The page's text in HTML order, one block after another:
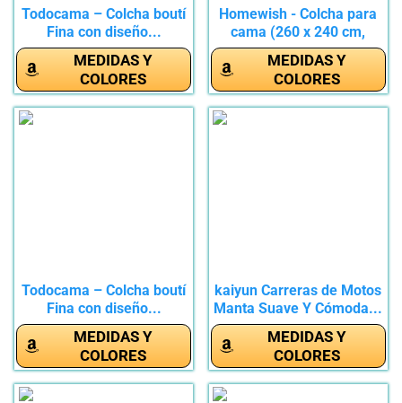
Todocama – Colcha boutí
Fina con diseño...
MEDIDAS Y
COLORES
Homewish - Colcha para
cama (260 x 240 cm,
incluye...
MEDIDAS Y
COLORES
Todocama – Colcha boutí
Fina con diseño...
MEDIDAS Y
COLORES
kaiyun Carreras de Motos
Manta Suave Y Cómoda...
MEDIDAS Y
COLORES